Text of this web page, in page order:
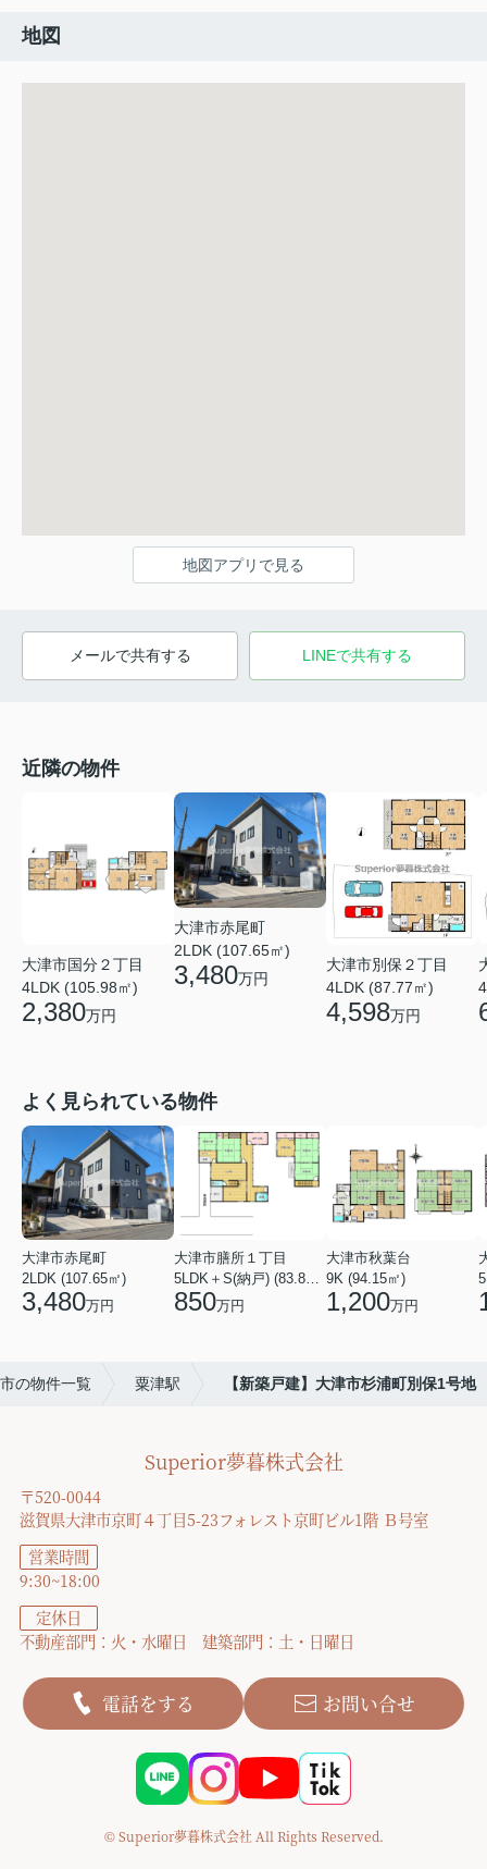
地図
地図アプリで見る
メールで共有する LINEで共有する
近隣の物件
大津市国分２丁目
4LDK (105.98㎡)
2,380万円
大津市赤尾町
2LDK (107.65㎡)
3,480万円
大津市別保２丁目
4LDK (87.77㎡)
4,598万円
よく見られている物件
大津市赤尾町
2LDK (107.65㎡)
3,480万円
大津市膳所１丁目
5LDK＋S(納戸) (83.82㎡)
850万円
大津市秋葉台
9K (94.15㎡)
1,200万円
の物件一覧 粟津駅 【新築戸建】大津市杉浦町別保1号地
Superior夢暮株式会社
〒520-0044
滋賀県大津市京町４丁目5-23フォレスト京町ビル1階 Ｂ号室
営業時間
9:30~18:00
定休日
不動産部門：火・水曜日 建築部門：土・日曜日
電話をする お問い合せ
© Superior夢暮株式会社 All Rights Reserved.